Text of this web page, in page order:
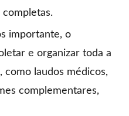
completas.
importante, o
e organizar toda a
como laudos médicos,
complementares,